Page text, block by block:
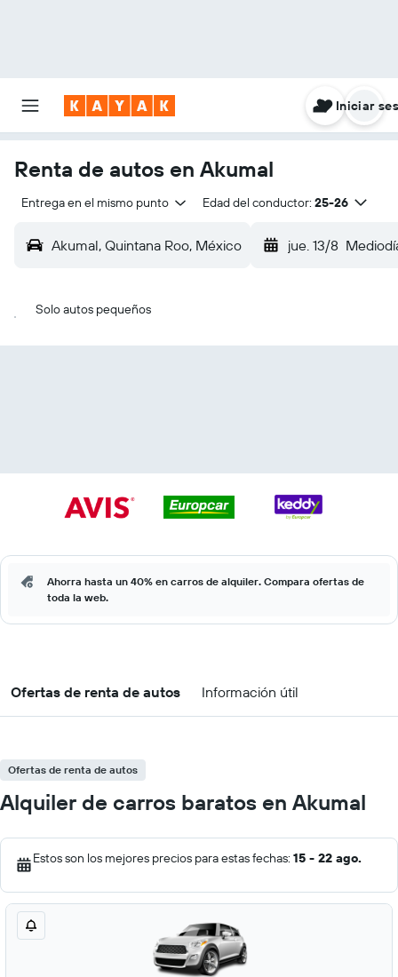
Iniciar
Renta de autos en Akumal
Entrega en el mismo punto Edad del conductor: 25-26
Akumal, Quintana Roo, México jue. 13/8
Solo autos pequeños
Ahorra hasta un 40% en carros de alquiler. Compara ofertas de
toda la web.
Ofertas de renta de autos Información útil
Ofertas de renta de autos
Alquiler de carros baratos en Akumal
Estos son los mejores precios para estas fechas: 15 - 22 ago.